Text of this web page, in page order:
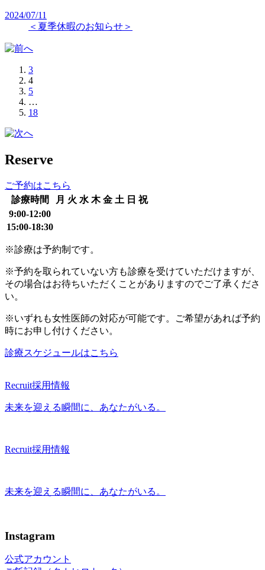
2024/07/11
＜夏季休暇のお知らせ＞
3
4
5
…
18
Reserve
ご予約はこちら
診療時間
月 火 水 木 金 土 日 祝
9:00-12:00
15:00-18:30
※診療は予約制です。
※予約を取られていない方も診療を受けていただけますが、
その場合はお待ちいただくことがありますのでご了承くださ
い。
※いずれも女性医師の対応が可能です。ご希望があれば予約
時にお申し付けください。
診療スケジュールはこちら
Recruit採用情報
未来を迎える瞬間に、あなたがいる。
Recruit採用情報
未来を迎える瞬間に、あなたがいる。
Instagram
公式アカウント